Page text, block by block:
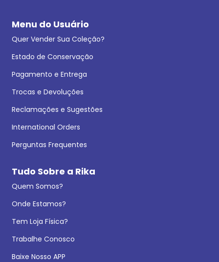
Menu do Usuário
Quer Vender Sua Coleção?
Estado de Conservação
Pagamento e Entrega
Trocas e Devoluções
Reclamações e Sugestões
International Orders
Perguntas Frequentes
Tudo Sobre a Rika
Quem Somos?
Onde Estamos?
Tem Loja Física?
Trabalhe Conosco
Baixe Nosso APP